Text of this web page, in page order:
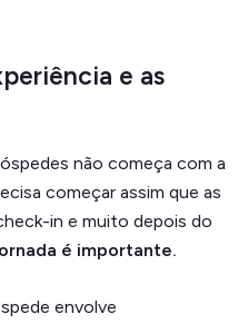
e as
não começa com a
começar assim que as
in e muito depois do
é importante.
envolve